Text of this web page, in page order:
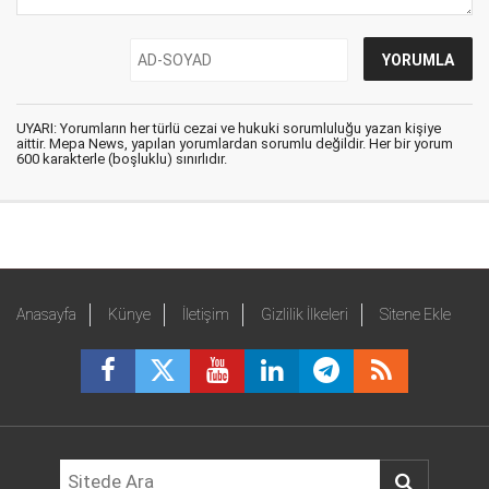
UYARI: Yorumların her türlü cezai ve hukuki sorumluluğu yazan kişiye
aittir. Mepa News, yapılan yorumlardan sorumlu değildir. Her bir yorum
600 karakterle (boşluklu) sınırlıdır.
Anasayfa Künye İletişim Gizlilik İlkeleri Sitene Ekle